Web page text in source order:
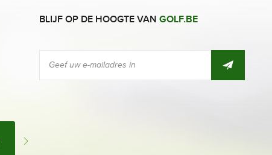
BLIJF OP DE HOOGTE VAN GOLF.BE